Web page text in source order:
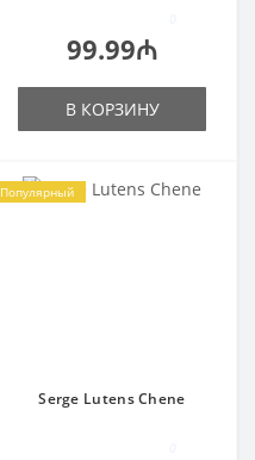
99.99₼
В КОРЗИНУ
Популярный
Serge Lutens Chene